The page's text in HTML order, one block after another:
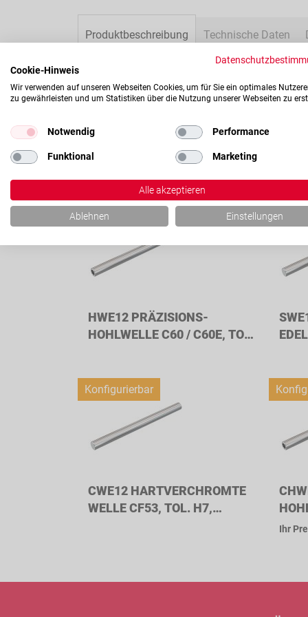
Produktbeschreibung
KBFC12 G UU Tandem Kugelbuchse mit
- 12x22x61mm
- mit Kunststoffkäfig
Technische Daten
Konfigurierbar
HWE12 PRÄZISIONS-
HOHLWELLE C60 / C60E, TOL.
Konfigurierbar
CWE12 HARTVERCHROMTE
WELLE CF53, TOL. H7,
H7,
Ihr
Cookie-Hinweis
Wir verwenden auf unseren Webseiten Cookies, um für Sie ein optimales
zu gewährleisten und um Statistiken über die Nutzung unserer Webseiten zu
Notwendig Performance
Funktional Marketing
Alle akzeptieren
Ablehnen Einstellungen